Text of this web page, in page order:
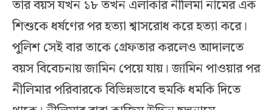
তার বয়স যখন ১৮ তখন এলাকার নীলিমা নামের এক
শিশুকে ধর্ষণের পর হত্যা শ্বাসরোধ করে হত্যা করে।
পুলিশ সেই বার তাকে গ্রেফতার করলেও আদালতে
বয়স বিবেচনায় জামিন পেয়ে যায়। জামিন পাওয়ার পর
নীলিমার পরিবারকে বিভিন্নভাবে হুমকি ধমকি দিতে